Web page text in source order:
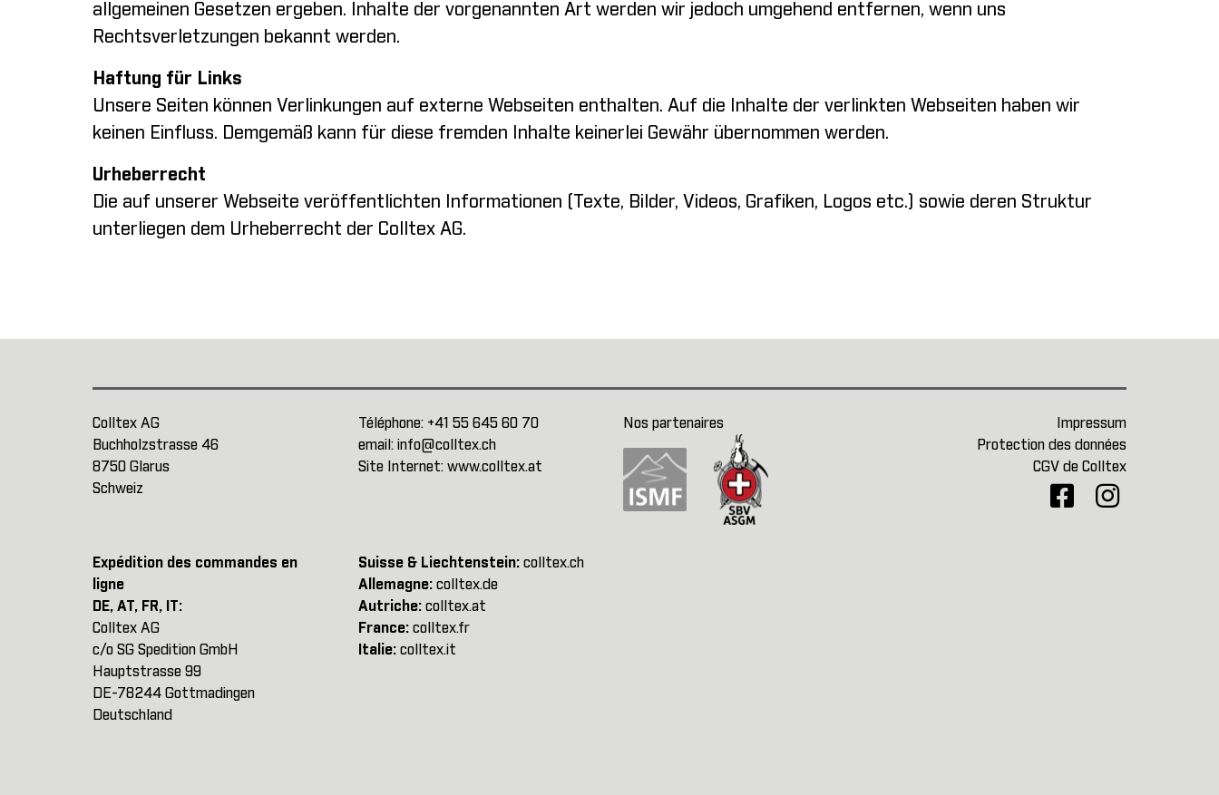
allgemeinen Gesetzen ergeben. Inhalte der vorgenannten Art werden wir jedoch umgehend entfernen, wenn uns
Rechtsverletzungen bekannt werden.
Haftung für Links
Unsere Seiten können Verlinkungen auf externe Webseiten enthalten. Auf die Inhalte der verlinkten Webseiten haben wir
keinen Einfluss. Demgemäß kann für diese fremden Inhalte keinerlei Gewähr übernommen werden.
Urheberrecht
Die auf unserer Webseite veröffentlichten Informationen (Texte, Bilder, Videos, Grafiken, Logos etc.) sowie deren Struktur
unterliegen dem Urheberrecht der Colltex AG.
Colltex AG
Buchholzstrasse 46
8750 Glarus
Schweiz
Téléphone: +41 55 645 60 70
email: info@colltex.ch
Site Internet: www.colltex.at
Nos partenaires
Impressum
Protection des données
CGV de Colltex
Expédition des commandes en
ligne
DE, AT, FR, IT:
Colltex AG
c/o SG Spedition GmbH
Hauptstrasse 99
DE-78244 Gottmadingen
Deutschland
Suisse & Liechtenstein: colltex.ch
Allemagne: colltex.de
Autriche: colltex.at
France: colltex.fr
Italie: colltex.it